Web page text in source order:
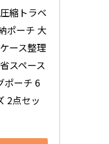
縮トラベ
ポーチ 大
ース整理
スペース
ポーチ 6
2点セッ